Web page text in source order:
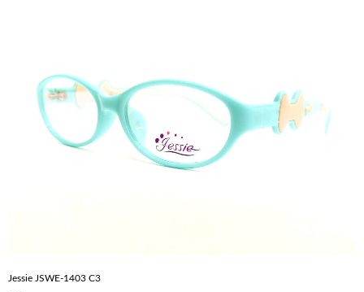
Jessie JSWE-1403 С3